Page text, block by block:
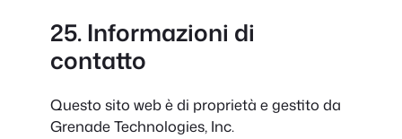
25. Informazioni di
contatto
Questo sito web è di proprietà e gestito da
Grenade Technologies, Inc.